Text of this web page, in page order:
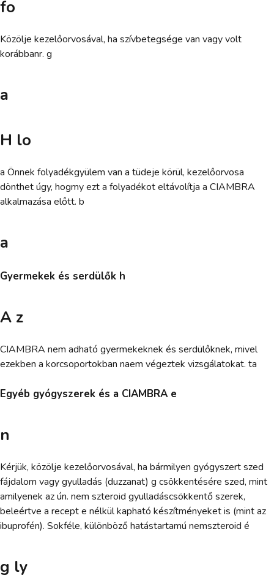
fo
Közölje kezelőorvosával, ha szívbetegsége van vagy volt
korábbanr. g
a
H lo
a Önnek folyadékgyülem van a tüdeje körül, kezelőorvosa
dönthet úgy, hogmy ezt a folyadékot eltávolítja a CIAMBRA
alkalmazása előtt. b
a
Gyermekek és serdülők h
A z
CIAMBRA nem adható gyermekeknek és serdülőknek, mivel
ezekben a korcsoportokban naem végeztek vizsgálatokat. ta
Egyéb gyógyszerek és a CIAMBRA e
n
Kérjük, közölje kezelőorvosával, ha bármilyen gyógyszert szed
fájdalom vagy gyulladás (duzzanat) g csökkentésére szed, mint
amilyenek az ún. nem szteroid gyulladáscsökkentő szerek,
beleértve a recept e nélkül kapható készítményeket is (mint az
ibuprofén). Sokféle, különböző hatástartamú nemszteroid é
g ly